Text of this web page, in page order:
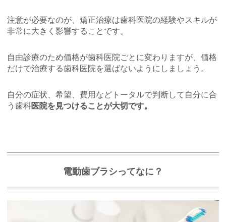
注意が必要なのが、矯正治療は歯科医院の経験やスキルが
非常に大きく影響することです。
自由診療のため価格が歯科医院ごとに変わりますが、価格
だけで治療する歯科医院を選ばないようにしましょう。
自分の症状、希望、費用などトータルで判断して自分に合
う歯科医院を見つけることが大切です。
電動歯ブラシってなに？